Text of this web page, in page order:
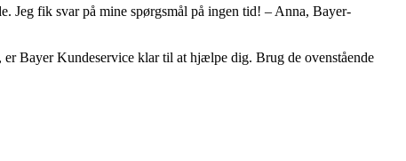
Jeg fik svar på mine spørgsmål på ingen tid! – Anna, Bayer-
Bayer Kundeservice klar til at hjælpe dig. Brug de ovenstående